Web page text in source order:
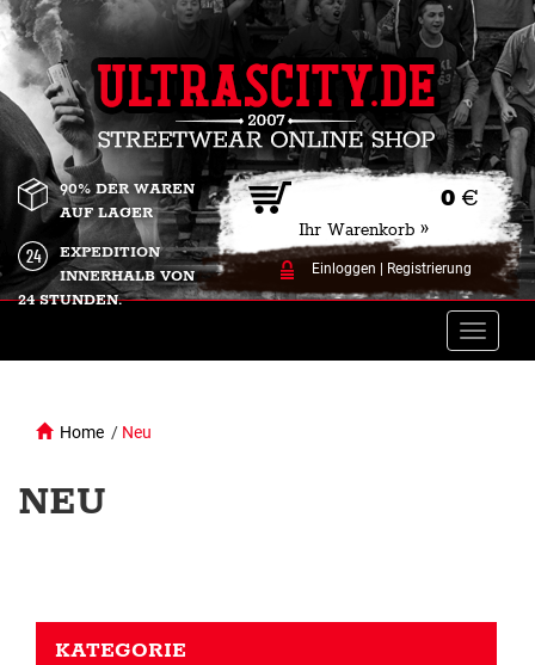
0 €
Ihr Warenkorb »
Einloggen Registrierung
90% DER WAREN
AUF LAGER
EXPEDITION
INNERHALB VON
24 STUNDEN.
Toggle
Home / Neu
NEU
KATEGORIE